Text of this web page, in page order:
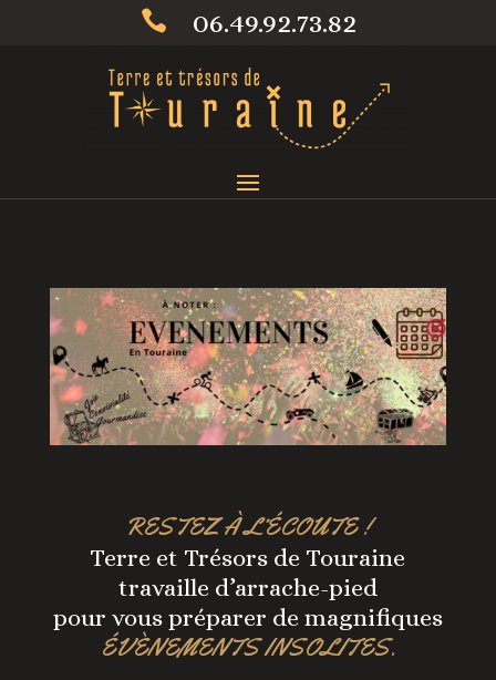
 06.49.92.73.82
RESTEZ À L’ÉCOUTE !
Terre et Trésors de Touraine
travaille d’arrache-pied
pour vous préparer de magnifiques
ÉVÈNEMENTS INSOLITES.